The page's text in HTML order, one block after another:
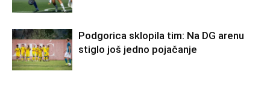
Podgorica sklopila tim: Na DG arenu
stiglo još jedno pojačanje